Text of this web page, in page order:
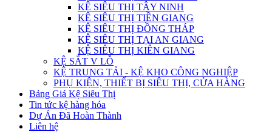
KỆ SIÊU THỊ TÂY NINH
KỆ SIÊU THỊ TIỀN GIANG
KỆ SIÊU THỊ ĐỒNG THÁP
KỆ SIÊU THỊ TẠI AN GIANG
KỆ SIÊU THỊ KIÊN GIANG
KỆ SẮT V LỖ
KỆ TRUNG TẢI - KỆ KHO CÔNG NGHIỆP
PHỤ KIỆN, THIẾT BỊ SIÊU THỊ, CỬA HÀNG
Bảng Giá Kệ Siêu Thị
Tin tức kệ hàng hóa
Dự Án Đã Hoàn Thành
Liên hệ